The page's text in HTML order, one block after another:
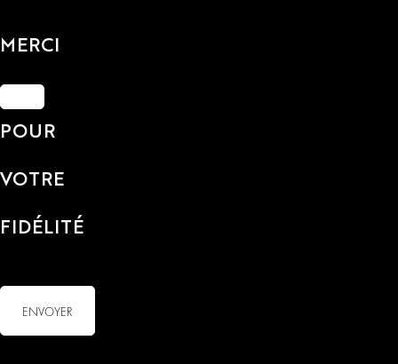
MERCI
POUR
VOTRE
FIDÉLITÉ